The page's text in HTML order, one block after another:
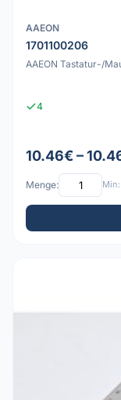
AAEON
1701100206
AAEON Tastatur-/
4
10.46€ –
Menge: Min: